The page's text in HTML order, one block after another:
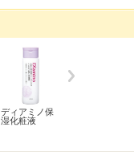
ディアミノ保
湿化粧液